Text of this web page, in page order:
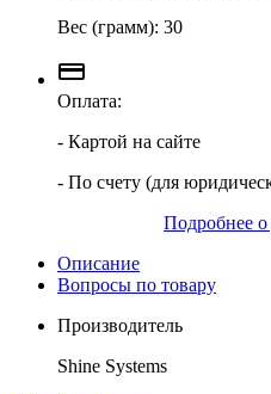
Вес (грамм): 30
Оплата:
- Картой на сайте
- По счету (для
Подробнее о
Описание
Вопросы по товару
Производитель
Shine Systems